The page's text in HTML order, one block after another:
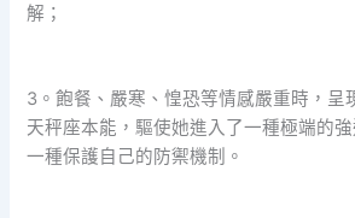
解；
3。飽餐、嚴寒、惶恐等情感嚴重時，呈
天秤座本能，驅使她進入了一種極端的
一種保護自己的防禦機制。